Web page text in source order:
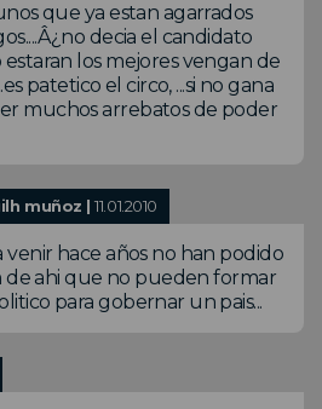
que ya estan agarrados
decia el candidato
los mejores vengan de
patetico el circo, ...si no gana
muchos arrebatos de poder
muñoz |11.01.2010
venir hace años no han podido
de ahi que no pueden formar
para gobernar un pais...